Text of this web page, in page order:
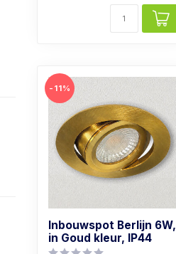
-11%
Inbouwspot Berlijn 6W,
in Goud kleur, IP44